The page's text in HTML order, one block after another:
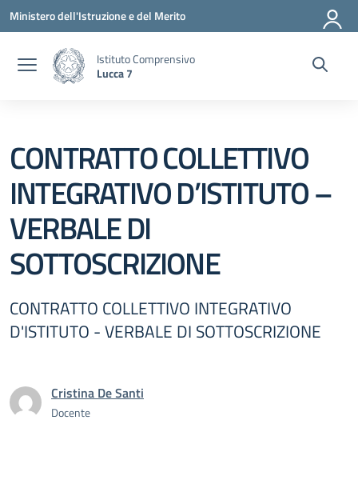
Vai ai contenuti
Vai al menu di navigazione
Vai al footer
Ministero dell'Istruzione e del Merito
Istituto Comprensivo
Lucca 7
CONTRATTO COLLETTIVO
INTEGRATIVO D’ISTITUTO –
VERBALE DI
SOTTOSCRIZIONE
CONTRATTO COLLETTIVO INTEGRATIVO
D'ISTITUTO - VERBALE DI SOTTOSCRIZIONE
Cristina De Santi
Docente